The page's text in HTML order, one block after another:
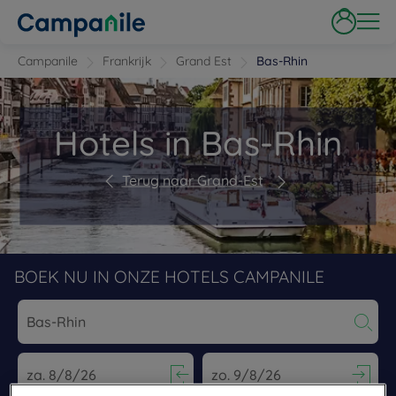
Campanile Frankrijk Grand Est Bas-Rhin
Hotels in Bas-Rhin
Terug naar Grand-Est
BOEK NU IN ONZE HOTELS CAMPANILE